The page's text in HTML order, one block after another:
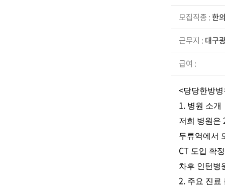
모집직종 :한
근무지 : 대구
급여 :
<당당한방
1. 병원 소개
저희 병원은
두류역에서
CT 도입 확
차후 인턴병
2. 주요 진료